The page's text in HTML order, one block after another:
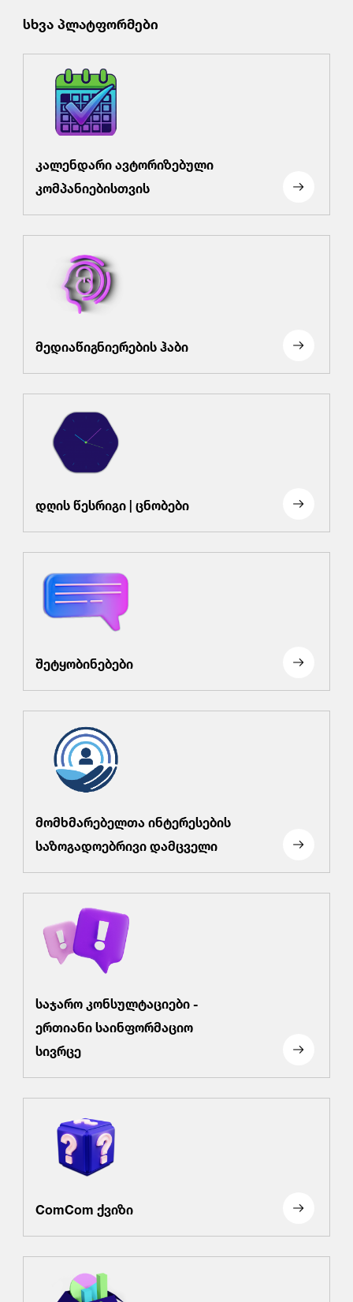
სხვა პლატფორმები
კალენდარი ავტორიზებული
კომპანიებისთვის
მედიაწიგნიერების ჰაბი
დღის წესრიგი | ცნობები
შეტყობინებები
მომხმარებელთა ინტერესების
საზოგადოებრივი დამცველი
საჯარო კონსულტაციები -
ერთიანი საინფორმაციო
სივრცე
ComCom ქვიზი